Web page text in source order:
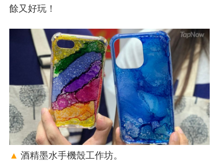
餘又好玩！
▲ 酒精墨水手機殼工作坊。